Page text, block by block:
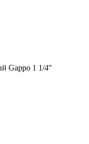
Gappo 1 1/4"